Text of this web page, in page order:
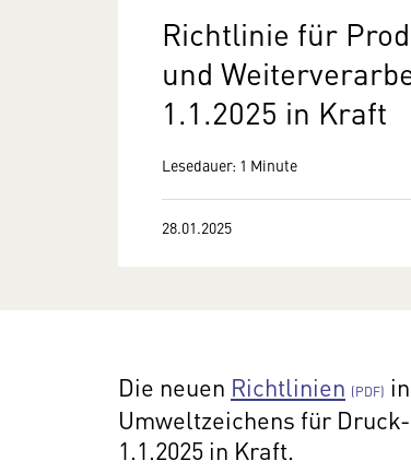
Richtlinie für
und
1.1.2025 in Kraft
Lesedauer: 1 Minute
28.01.2025
Die neuen Richtlinien
Umweltzeichens für
1.1.2025 in Kraft.